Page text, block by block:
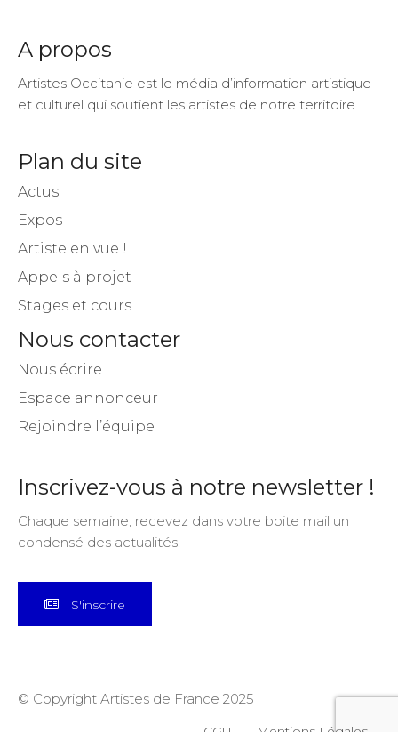
A propos
Artistes Occitanie est le média d’information artistique
et culturel qui soutient les artistes de notre territoire.
Plan du site
Actus
Expos
Artiste en vue !
Appels à projet
Stages et cours
Nous contacter
Nous écrire
Espace annonceur
Rejoindre l’équipe
Inscrivez-vous à notre newsletter !
Chaque semaine, recevez dans votre boite mail un
condensé des actualités.
S'inscrire
© Copyright Artistes de France 2025